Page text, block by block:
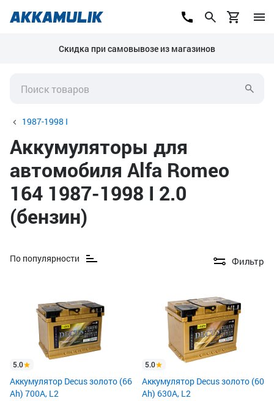
Скидка при самовывозе из магазинов
1987-1998 I
Аккумуляторы для
автомобиля Alfa Romeo
164 1987-1998 I 2.0
(бензин)
По популярности Фильтр
5.0
Аккумулятор Decus золото (66
Ah) 700A, L2
5.0
Аккумулятор Decus золото (60
Ah) 630A, L2